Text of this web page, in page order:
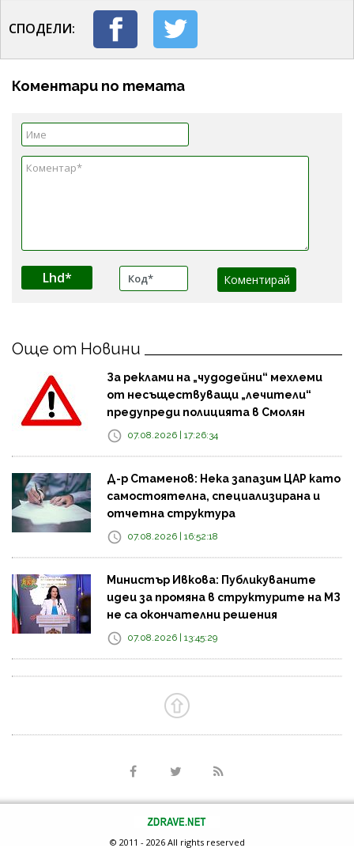
СПОДЕЛИ:
Коментари по темата
Lhd*
Още от Новини
За реклами на „чудодейни“ мехлеми
от несъществуващи „лечители“
предупреди полицията в Смолян
07.08.2026 | 17:26:34
Д-р Стаменов: Нека запазим ЦАР като
самостоятелна, специализирана и
отчетна структура
07.08.2026 | 16:52:18
Министър Ивкова: Публикуваните
идеи за промяна в структурите на МЗ
не са окончателни решения
07.08.2026 | 13:45:29
© 2011 - 2026 All rights reserved